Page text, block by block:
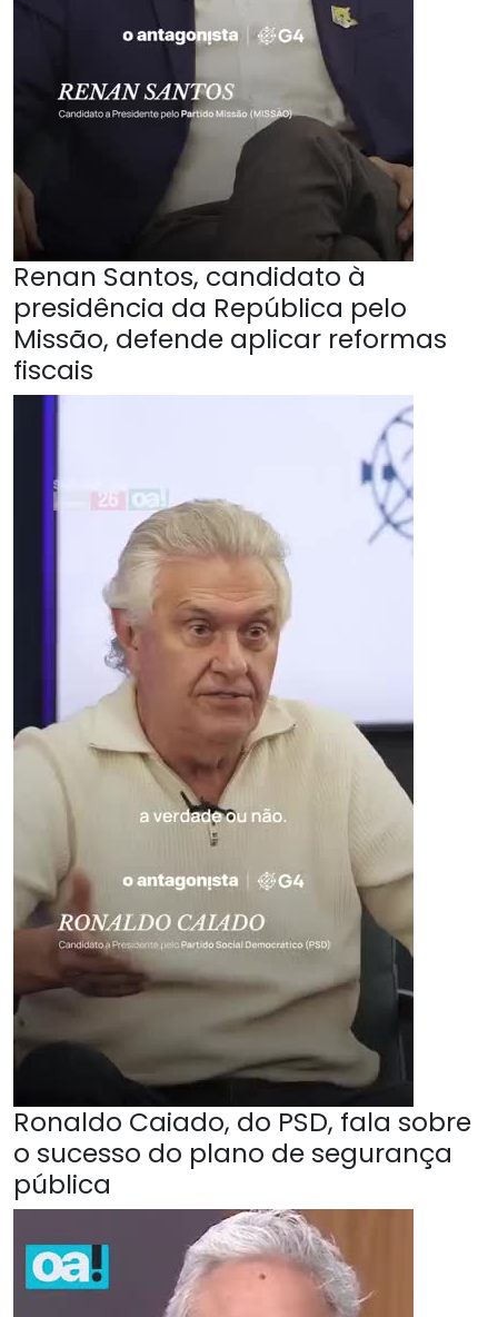
Renan Santos, candidato à
presidência da República pelo
Missão, defende aplicar reformas
fiscais
Ronaldo Caiado, do PSD, fala sobre
o sucesso do plano de segurança
pública